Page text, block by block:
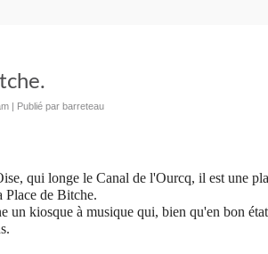
| Publié par barreteau
qui longe le Canal de l'Ourcq, il est une
Place de Bitche.
un kiosque à musique qui, bien qu'en bon